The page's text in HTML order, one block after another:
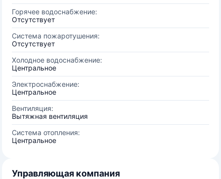
Горячее водоснабжение:
Отсутствует
Система пожаротушения:
Отсутствует
Холодное водоснабжение:
Центральное
Электроснабжение:
Центральное
Вентиляция:
Вытяжная вентиляция
Система отопления:
Центральное
Управляющая компания